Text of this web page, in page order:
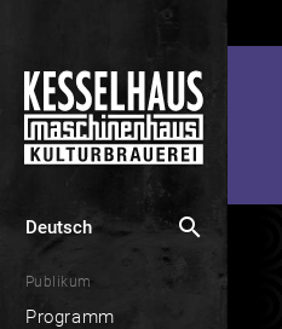
Deutsch search
Publikum
Programm